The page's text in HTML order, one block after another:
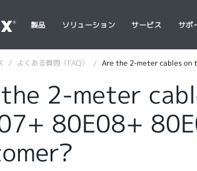
製品 ソリューション サービス サポ
よくある質問（FAQ） Are the 2-meter cables on
2-meter
80E08+